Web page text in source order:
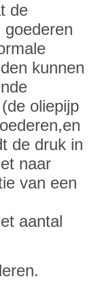
de
kunnen
oliepijp
de druk in
naar
van een
aantal